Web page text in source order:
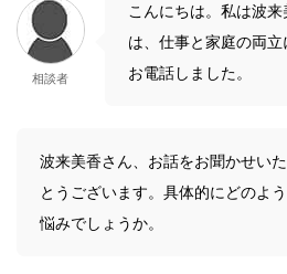
相談者
こんにちは。私は波
は、仕事と家庭の両
お電話しました。
波来美香さん、お話をお聞かせい
とうございます。具体的にどのよ
悩みでしょうか。